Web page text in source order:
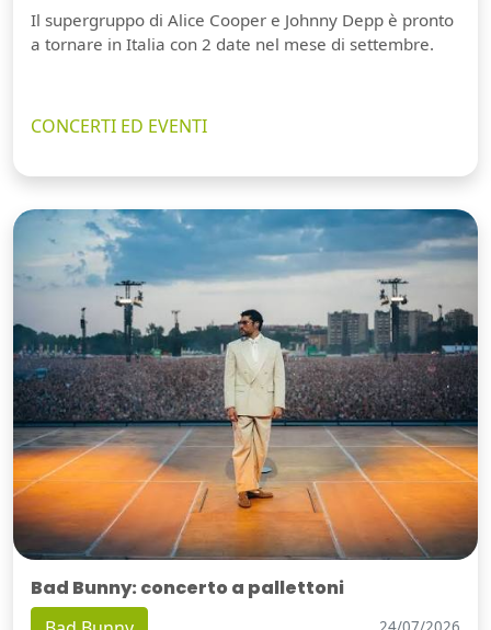
Il supergruppo di Alice Cooper e Johnny Depp è pronto
a tornare in Italia con 2 date nel mese di settembre.
CONCERTI ED EVENTI
Bad Bunny: concerto a pallettoni